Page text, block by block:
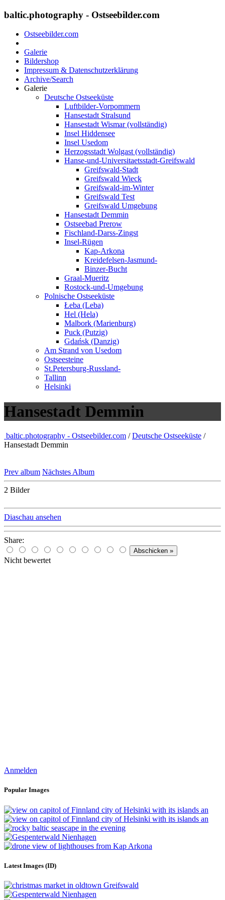
baltic.photography - Ostseebilder.com
Ostseebilder.com
Galerie
Bildershop
Impressum & Datenschutzerklärung
Archive/Search
Galerie
Deutsche Ostseeküste
Luftbilder-Vorpommern
Hansestadt Stralsund
Hansestadt Wismar (vollständig)
Insel Hiddensee
Insel Usedom
Herzogsstadt Wolgast (vollständig)
Hanse-und-Universitaetsstadt-Greifswald
Greifswald-Stadt
Greifswald Wieck
Greifswald-im-Winter
Greifswald Test
Greifswald Umgebung
Hansestadt Demmin
Ostseebad Prerow
Fischland-Darss-Zingst
Insel-Rügen
Kap-Arkona
Kreidefelsen-Jasmund-
Binzer-Bucht
Graal-Mueritz
Rostock-und-Umgebung
Polnische Ostseeküste
Łeba (Leba)
Hel (Hela)
Malbork (Marienburg)
Puck (Putzig)
Gdańsk (Danzig)
Am Strand von Usedom
Ostseesteine
St.Petersburg-Russland-
Tallinn
Helsinki
Hansestadt Demmin
baltic.photography - Ostseebilder.com /Deutsche Ostseeküste /
Hansestadt Demmin
Prev album Nächstes Album
2 Bilder
Diaschau ansehen
Share:
Nicht bewertet
Anmelden
Popular Images
Latest Images (ID)